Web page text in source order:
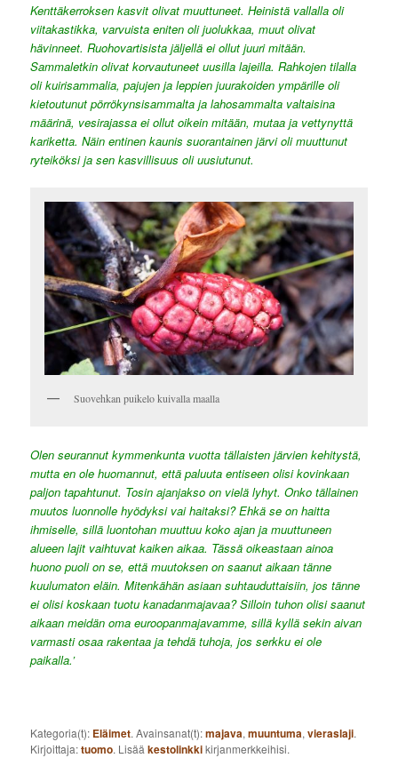
Kenttäkerroksen kasvit olivat muuttuneet. Heinistä vallalla oli
viitakastikka, varvuista eniten oli juolukkaa, muut olivat
hävinneet. Ruohovartisista jäljellä ei ollut juuri mitään.
Sammaletkin olivat korvautuneet uusilla lajeilla. Rahkojen tilalla
oli kuirisammalia, pajujen ja leppien juurakoiden ympärille oli
kietoutunut pörrökynsisammalta ja lahosammalta valtaisina
määrinä, vesirajassa ei ollut oikein mitään, mutaa ja vettynyttä
kariketta. Näin entinen kaunis suorantainen järvi oli muuttunut
ryteiköksi ja sen kasvillisuus oli uusiutunut.
Suovehkan puikelo kuivalla maalla
Olen seurannut kymmenkunta vuotta tällaisten järvien kehitystä,
mutta en ole huomannut, että paluuta entiseen olisi kovinkaan
paljon tapahtunut. Tosin ajanjakso on vielä lyhyt. Onko tällainen
muutos luonnolle hyödyksi vai haitaksi? Ehkä se on haitta
ihmiselle, sillä luontohan muuttuu koko ajan ja muuttuneen
alueen lajit vaihtuvat kaiken aikaa. Tässä oikeastaan ainoa
huono puoli on se, että muutoksen on saanut aikaan tänne
kuulumaton eläin. Mitenkähän asiaan suhtauduttaisiin, jos tänne
ei olisi koskaan tuotu kanadanmajavaa? Silloin tuhon olisi saanut
aikaan meidän oma euroopanmajavamme, sillä kyllä sekin aivan
varmasti osaa rakentaa ja tehdä tuhoja, jos serkku ei ole
paikalla.’
Kategoria(t): Eläimet. Avainsanat(t):majava,muuntuma,vieraslaji.
Kirjoittaja:tuomo. Lisääkestolinkkikirjanmerkkeihisi.